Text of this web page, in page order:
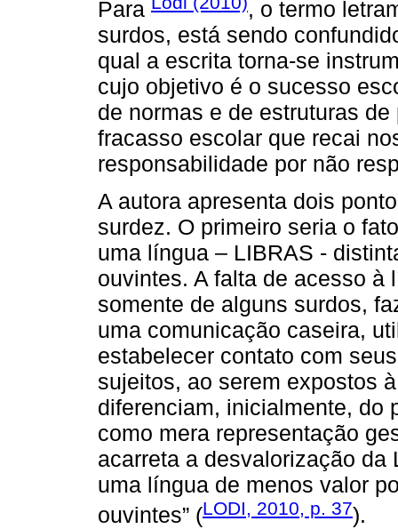
Para
, o termo
surdos, está sendo
qual a escrita torna-se
cujo objetivo é o sucesso
de normas e de estruturas
fracasso escolar que recai
responsabilidade por não
A autora apresenta dois
surdez. O primeiro seria o
uma língua – LIBRAS -
ouvintes. A falta de acesso
somente de alguns surdos,
uma comunicação caseira,
estabelecer contato com
sujeitos, ao serem expostos
diferenciam, inicialmente, do
como mera representação
acarreta a desvalorização da
uma língua de menos valor
ouvintes” (LODI, 2010, p. 37).